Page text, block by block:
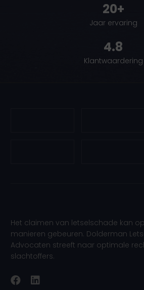
20+
Jaar ervaring
4.8
Klantwaardering
Het claimen van letselschade kan
manieren gebeuren. Dolderman
Advocaten streeft naar optimale
slachtoffers.